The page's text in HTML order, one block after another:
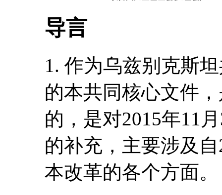
导言
1. 作为乌兹别克斯
的本共同核心文件
的，是对2015年11
的补充，主要涉及
本改革的各个方面。